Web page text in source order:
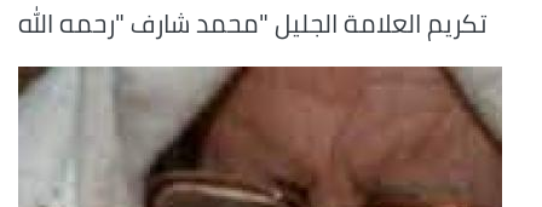
تكريم العلامة الجليل "محمد شارف "رحمه الله